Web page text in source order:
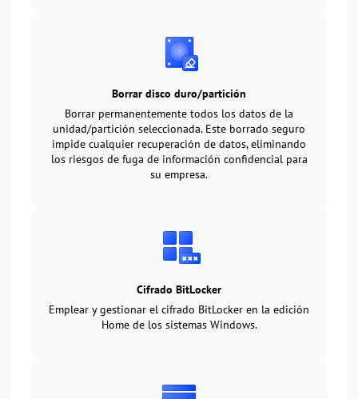
Borrar disco duro/partición
Borrar permanentemente todos los datos de la
unidad/partición seleccionada. Este borrado seguro
impide cualquier recuperación de datos, eliminando
los riesgos de fuga de información confidencial para
su empresa.
Cifrado BitLocker
Emplear y gestionar el cifrado BitLocker en la edición
Home de los sistemas Windows.